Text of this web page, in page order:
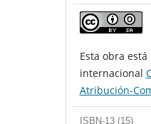
Esta obra
internacional
Atribución-
ISBN-13 (15)